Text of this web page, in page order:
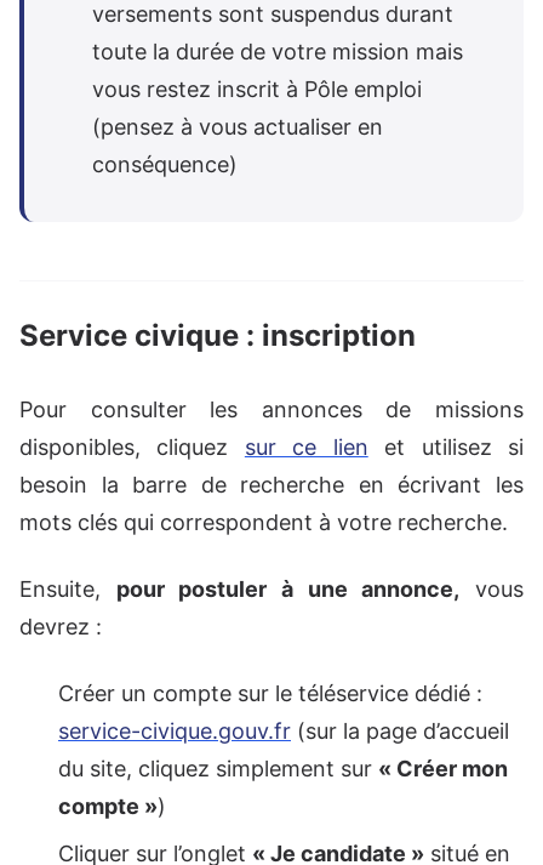
versements sont suspendus durant
toute la durée de votre mission mais
vous restez inscrit à Pôle emploi
(pensez à vous actualiser en
conséquence)
Service civique : inscription
Pour consulter les annonces de missions
disponibles, cliquez sur ce lien et utilisez si
besoin la barre de recherche en écrivant les
mots clés qui correspondent à votre recherche.
Ensuite, pour postuler à une annonce, vous
devrez :
Créer un compte sur le téléservice dédié :
service-civique.gouv.fr (sur la page d’accueil
du site, cliquez simplement sur « Créer mon
compte »)
Cliquer sur l’onglet « Je candidate » situé en